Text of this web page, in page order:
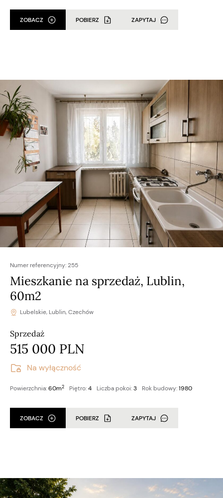
ZOBACZ POBIERZ ZAPYTAJ
Na wyłączność
Numer referencyjny:255
Mieszkanie na sprzedaż, Lublin,
60m2
Lubelskie, Lublin, Czechów
Sprzedaż
515 000 PLN
Powierzchnia:60m2 Piętro:4 Liczba pokoi:3 Rok budowy:1980
ZOBACZ POBIERZ ZAPYTAJ